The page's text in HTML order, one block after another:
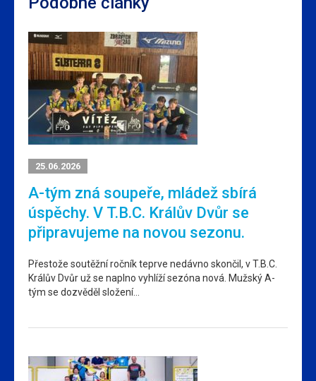
25.06.2026
A-tým zná soupeře, mládež sbírá
úspěchy. V T.B.C. Králův Dvůr se
připravujeme na novou sezonu.
Přestože soutěžní ročník teprve nedávno skončil, v T.B.C.
Králův Dvůr už se naplno vyhlíží sezóna nová. Mužský A-
tým se dozvěděl složení…